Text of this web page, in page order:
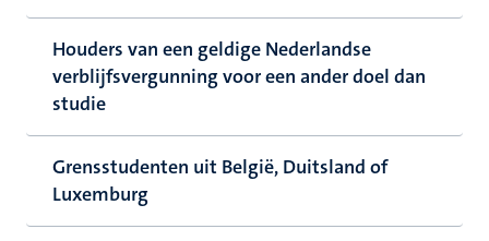
Houders van een geldige Nederlandse
verblijfsvergunning voor een ander doel dan
studie
Grensstudenten uit België, Duitsland of
Luxemburg